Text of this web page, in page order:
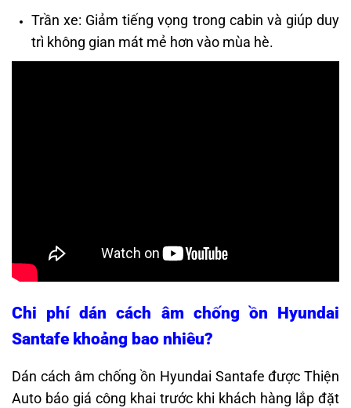
Trần xe: Giảm tiếng vọng trong cabin và giúp duy
trì không gian mát mẻ hơn vào mùa hè.
Chi phí dán cách âm chống ồn Hyundai
Santafe khoảng bao nhiêu?
Dán cách âm chống ồn Hyundai Santafe được Thiện
Auto báo giá công khai trước khi khách hàng lắp đặt